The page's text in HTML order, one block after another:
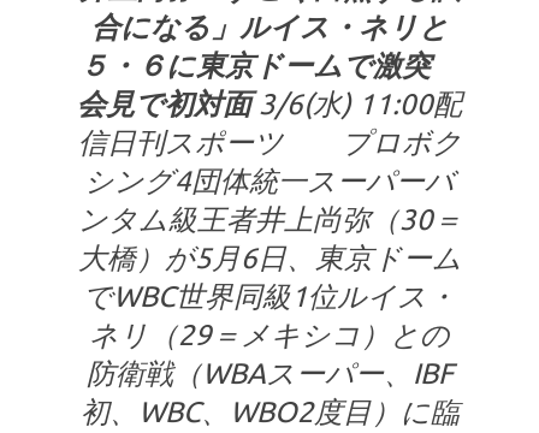
合になる」ルイス・ネリと
５・６に東京ドームで激突
会見で初対面3/6(水) 11:00配
信日刊スポーツ プロボク
シング4団体統一スーパーバ
ンタム級王者井上尚弥（30＝
大橋）が5月6日、東京ドーム
でWBC世界同級1位ルイス・
ネリ（29＝メキシコ）との
防衛戦（WBAスーパー、IBF
初、WBC、WBO2度目）に臨